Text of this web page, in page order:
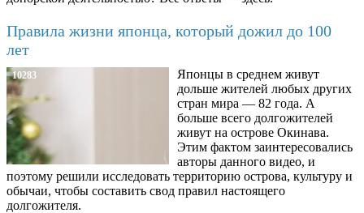
Правила жизни японца, который дожил до 100
лет
10283
Японцы в среднем живут
дольше жителей любых других
стран мира — 82 года. А
больше всего долгожителей
живут на острове Окинава.
Этим фактом заинтересовались
авторы данного видео, и
поэтому решили исследовать территорию острова, культуру и
обычаи, чтобы составить свод правил настоящего
долгожителя.